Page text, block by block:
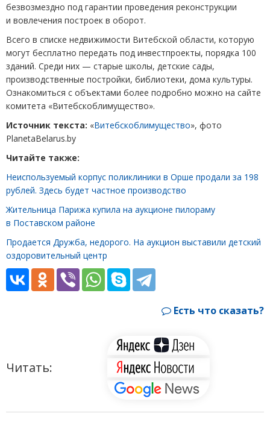
безвозмездно под гарантии проведения реконструкции
и вовлечения построек в оборот.
Всего в списке недвижимости Витебской области, которую
могут бесплатно передать под инвестпроекты, порядка 100
зданий. Среди них — старые школы, детские сады,
производственные постройки, библиотеки, дома культуры.
Ознакомиться с объектами более подробно можно на сайте
комитета «Витебскоблимущество».
Источник текста: «Витебскоблимущество», фото
PlanetaBelarus.by
Читайте также:
Неиспользуемый корпус поликлиники в Орше продали за 198
рублей. Здесь будет частное производство
Жительница Парижа купила на аукционе пилораму
в Поставском районе
Продается Дружба, недорого. На аукцион выставили детский
оздоровительный центр
Есть что сказать?
Читать: